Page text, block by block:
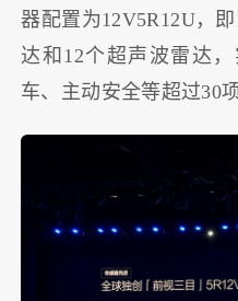
器配置为12V5R12U，
达和12个超声波雷达
车、主动安全等超过30